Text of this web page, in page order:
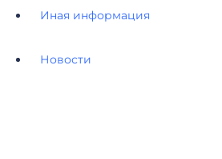
Иная информация
Новости